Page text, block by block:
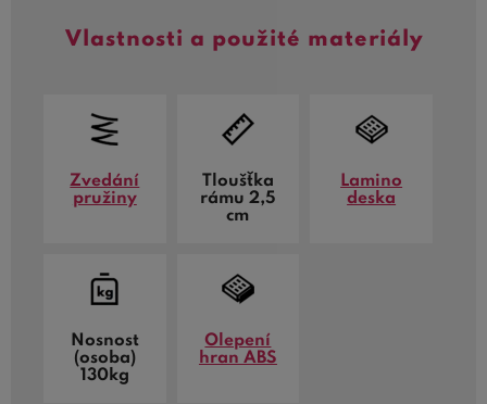
Vlastnosti a použité materiály
Zvedání
pružiny
Tloušťka
rámu 2,5
cm
Lamino
deska
Nosnost
(osoba)
130kg
Olepení
hran ABS